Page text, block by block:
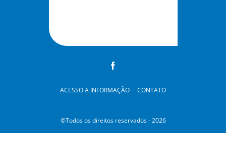
ACESSO A INFORMAÇÃO CONTATO
©Todos os direitos reservados - 2026